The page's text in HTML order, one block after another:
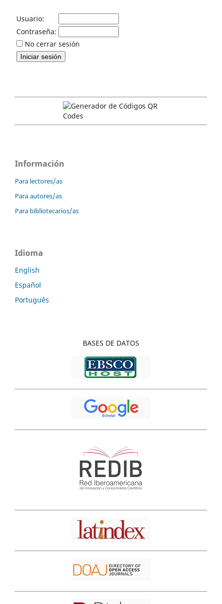
Usuario:
Contraseña:
No cerrar sesión
Información
Para lectores/as
Para autores/as
Para bibliotecarios/as
Idioma
English
Español
Português
BASES DE DATOS